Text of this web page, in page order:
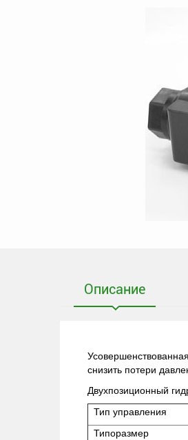
Описание
снизить потери
Двухпозиционный
Тип
Типоразмер